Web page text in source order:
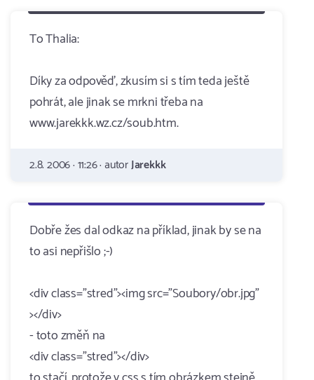
To Thalia:
Díky za odpověď, zkusím si s tím teda ještě
pohrát, ale jinak se mrkni třeba na
www.jarekkk.wz.cz/soub.htm.
2.8. 2006 · 11:26 · autorJarekkk
Dobře žes dal odkaz na příklad, jinak by se na
to asi nepřišlo ;-)
<div class="stred"><img src="Soubory/obr.jpg"
></div>
- toto změň na
<div class="stred"></div>